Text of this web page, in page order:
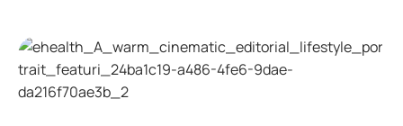
Arzt auf Basis Ihrer Gesundheit, Ihres BMI und
Ihres Medikamentengebrauchs.